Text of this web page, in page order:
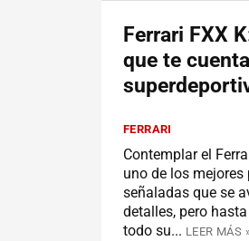
Ferrari FXX
que te
FERRARI
Contemplar el
uno de los
señaladas que se
detalles, pero
todo su... LEER MÁS